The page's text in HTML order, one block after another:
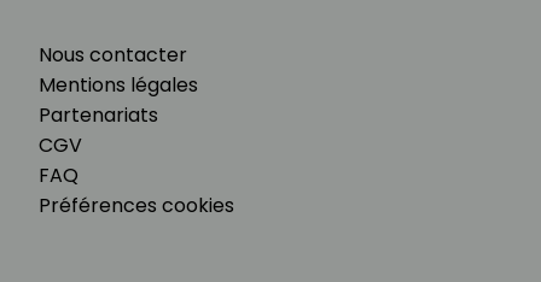
Nous contacter
Mentions légales
Partenariats
CGV
FAQ
Préférences cookies